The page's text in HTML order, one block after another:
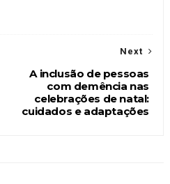
Next
A inclusão de pessoas
com demência nas
celebrações de natal:
cuidados e adaptações